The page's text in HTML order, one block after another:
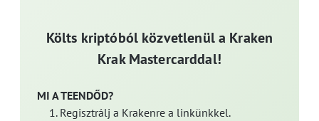
Költs kriptóból közvetlenül a Kraken
Krak Mastercarddal!
MI A TEENDŐD?
Regisztrálj a Krakenre a linkünkkel.